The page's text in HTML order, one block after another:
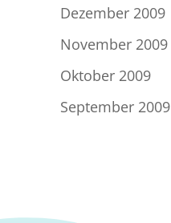
Dezember 2009
November 2009
Oktober 2009
September 2009